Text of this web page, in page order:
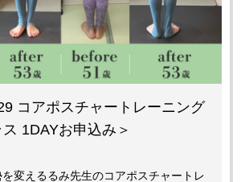
コアポスチャートレーニング
1DAYお申込み＞
変えるるみ先生のコアポスチャートレ